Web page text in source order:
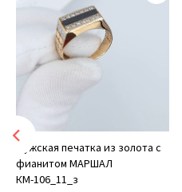
Мужская печатка из золота с
фианитом МАРШАЛ
КМ-106_11_з